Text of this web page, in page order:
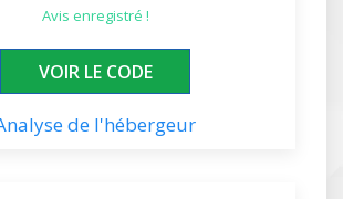
avis enregistré !
XXXXXX30
VOIR LE CODE
de l'hébergeur